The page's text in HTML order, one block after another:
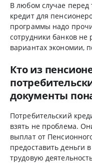
В любом случае перед
кредит для
программы надо
сотрудники банков
вариантах экономии,
Кто из
документы
Потребительский
взять не проблема.
выплат от
предоставить деньги
трудовую